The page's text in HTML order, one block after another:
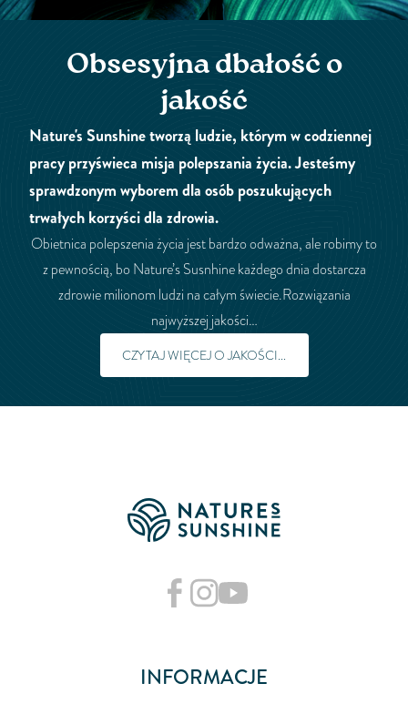
Obsesyjna dbałość o
jakość
Nature's Sunshine tworzą ludzie, którym w codziennej
pracy przyświeca misja polepszania życia. Jesteśmy
sprawdzonym wyborem dla osób poszukujących
trwałych korzyści dla zdrowia.
Obietnica polepszenia życia jest bardzo odważna, ale robimy to
z pewnością, bo Nature’s Susnhine każdego dnia dostarcza
zdrowie milionom ludzi na całym świecie.Rozwiązania
najwyższej jakości…
CZYTAJ WIĘCEJ O JAKOŚCI...
INFORMACJE